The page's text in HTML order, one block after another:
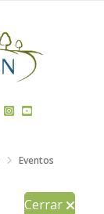
Eventos
Cerrar